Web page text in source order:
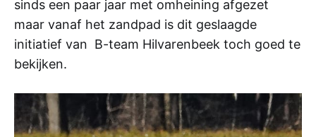
sinds een paar jaar met omheining afgezet
maar vanaf het zandpad is dit geslaagde
initiatief van B-team Hilvarenbeek toch goed te
bekijken.